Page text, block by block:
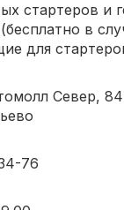
стартеров и
в
для
Север,
76